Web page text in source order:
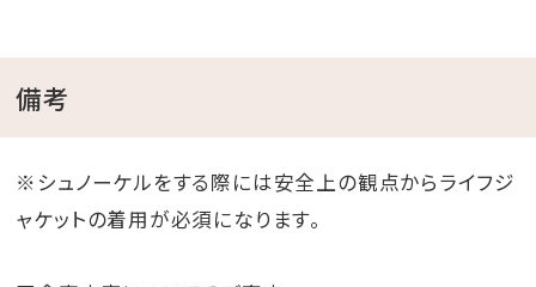
備考
※シュノーケルをする際には安全上の観点からライフジ
ャケットの着用が必須になります。